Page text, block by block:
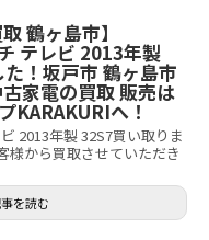
鶴ヶ島市】
テレビ 2013年製
！坂戸市 鶴ヶ島市
家電の買取 販売は
KARAKURIへ！
2013年製 32S7買い取りま
様から買取させていただき
を読む